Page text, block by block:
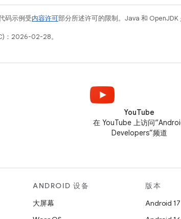
码示例受内容许可部分所述许可的限制。Java 和 OpenJDK
：2026-02-28。
YouTube
在 YouTube 上访问
Developers”频道
ANDROID 设备
大屏幕
版本
Android 17